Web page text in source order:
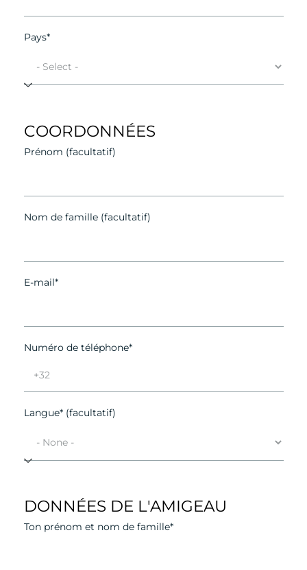
Pays*
COORDONNÉES
Prénom (facultatif)
Nom de famille (facultatif)
E-mail*
Numéro de téléphone*
Langue* (facultatif)
DONNÉES DE L'AMIGEAU
Ton prénom et nom de famille*